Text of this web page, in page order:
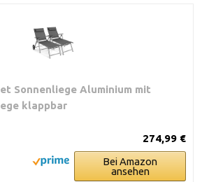
Sonnenliege Aluminium mit
klappbar
274,99 €
Bei Amazon
ansehen